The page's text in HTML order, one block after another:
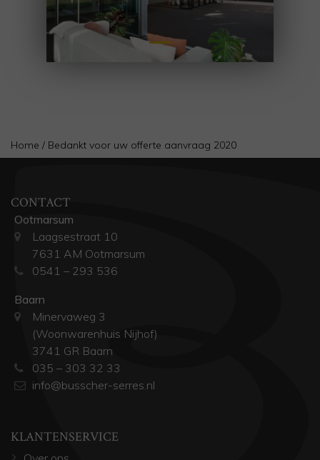
Home / Bedankt voor uw offerte aanvraag 2020
CONTACT
Ootmarsum
Laagsestraat 10
7631 AM Ootmarsum
0541 – 293 536
Baarn
Minervaweg 3
(Woonwarenhuis Nijhof)
3741 GR Baarn
035 – 303 32 33
info@busscher-serres.nl
KLANTENSERVICE